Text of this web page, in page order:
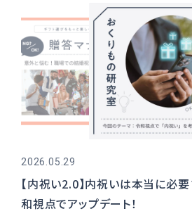
2026.05.29
【内祝い2.0】内祝いは本当に必要
和視点でアップデート！